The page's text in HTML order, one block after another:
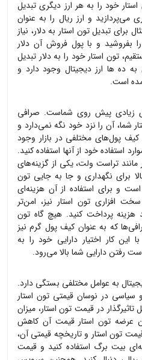
خود را به هر ارز دیگری تبدیل
می‌پردازید و ارز ریال را به عنوان
برای تبدیلتون استار به دلار، نیاز
بفروشید و با پول فروش آن دلار
تون استار خود را به دلار تبدیل
ده ها ارز دیجیتال وجود دارد و
است.
زیادی پیش روی شماست. صرافی
شما، آن را نزد خود نگه نمی‌دارد و
پول‌های مختلفی در بازار وجود
استفاده خود از آنها استفاده کنید.
مانند تراست ولت، یکی از گزینه‌های
برای نگهداری و جا به جایی تون
و برای استفاده از آن هزینه‌ای
افزاری تون استار نیز، امن‌تر
هزینه پرداخت کنید. هیچ گاه تون
که به عنوان کیف پول گرم نیز
این کار اختیار دارایی خود را به
رفتن دارایی شما بالا می‌رود.
به عوامل مختلفی بستگی دارد.
و سیاسی در نوسان قیمتی تون استار
تاثیرگذار در قیمت تون استار، میزان
عرضه تون استار قیمت آن کاهش
تون استار و تاریخچه قیمتی آن،
بیت برگ استفاده کنید و قیمت